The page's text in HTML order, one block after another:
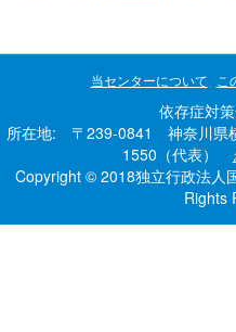
当センターについて こ
依存症対
所在地: 〒239-0841 神奈川県
1550（代表）
Copyright © 2018独立行政法人
Rights